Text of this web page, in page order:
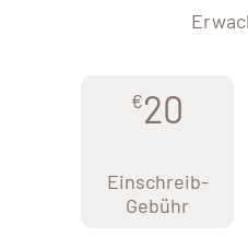
€20
Einschreib-
Gebühr